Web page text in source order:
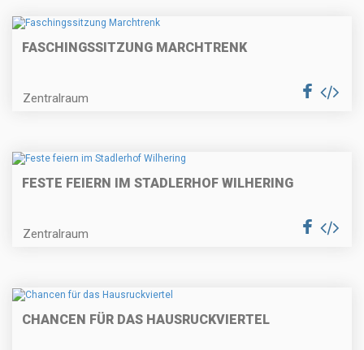
FASCHINGSSITZUNG MARCHTRENK
Zentralraum
FESTE FEIERN IM STADLERHOF WILHERING
Zentralraum
CHANCEN FÜR DAS HAUSRUCKVIERTEL